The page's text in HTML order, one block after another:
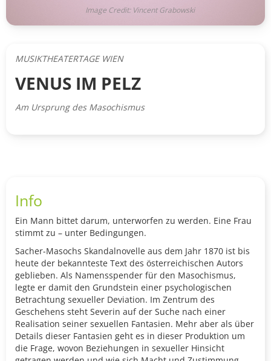
Image Credit: Vincent Grabowski
MUSIKTHEATERTAGE WIEN
VENUS IM PELZ
Am Ursprung des Masochismus
Info
Ein Mann bittet darum, unterworfen zu werden. Eine Frau
stimmt zu – unter Bedingungen.
Sacher-Masochs Skandalnovelle aus dem Jahr 1870 ist bis
heute der bekannteste Text des österreichischen Autors
geblieben. Als Namensspender für den Masochismus,
legte er damit den Grundstein einer psychologischen
Betrachtung sexueller Deviation. Im Zentrum des
Geschehens steht Severin auf der Suche nach einer
Realisation seiner sexuellen Fantasien. Mehr aber als über
Details dieser Fantasien geht es in dieser Produktion um
die Frage, wovon Beziehungen in sexueller Hinsicht